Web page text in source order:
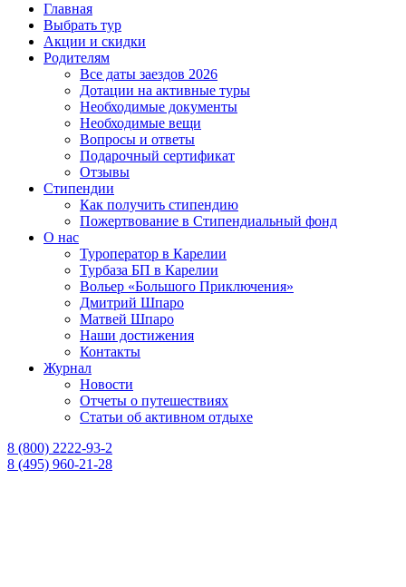
Главная
Выбрать тур
Акции и скидки
Родителям
Все даты заездов 2026
Дотации на активные туры
Необходимые документы
Необходимые вещи
Вопросы и ответы
Подарочный сертификат
Отзывы
Стипендии
Как получить стипендию
Пожертвование в Стипендиальный фонд
О нас
Туроператор в Карелии
Турбаза БП в Карелии
Вольер «Большого Приключения»
Дмитрий Шпаро
Матвей Шпаро
Наши достижения
Контакты
Журнал
Новости
Отчеты о путешествиях
Статьи об активном отдыхе
8 (800) 2222-93-2
8 (495) 960-21-28